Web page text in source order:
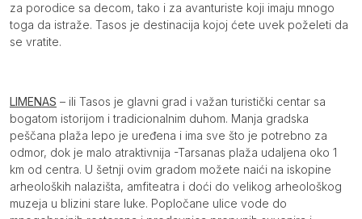
za porodice sa decom, tako i za avanturiste koji imaju mnogo
toga da istraže. Tasos je destinacija kojoj ćete uvek poželeti da
se vratite.
LIMENAS – ili Tasos je glavni grad i važan turistički centar sa
bogatom istorijom i tradicionalnim duhom. Manja gradska
peščana plaža lepo je uređena i ima sve što je potrebno za
odmor, dok je malo atraktivnija -Tarsanas plaža udaljena oko 1
km od centra. U šetnji ovim gradom možete naići na iskopine
arheoloških nalazišta, amfiteatra i doći do velikog arheološkog
muzeja u blizini stare luke. Popločane ulice vode do